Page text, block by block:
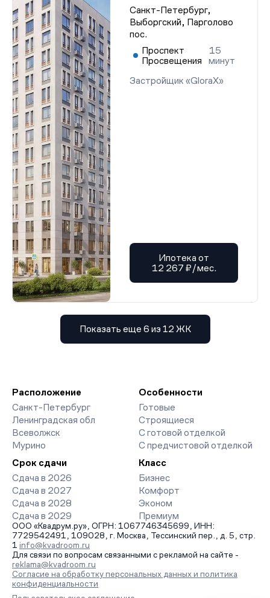
Санкт-Петербург,
Выборгский, Парголово
пос.
Проспект
Просвещения
15
минут
Застройщик «GloraX»
Ипотека от
12 267 ₽/мес.
Показать еще 6 из 12 ЖК
Расположение
Санкт-Петербург
Ленинградская обл
Всеволжск
Мурино
Особенности
Готовые
Строящиеся
С готовой отделкой
С предчистовой отделкой
Срок сдачи
Сдача в 2026
Сдача в 2027
Сдача в 2028
Сдача в 2029
Класс
Бизнес
Комфорт
Эконом
Премиум
ООО «Квадрум.ру», ОГРН: 1067746345699, ИНН:
7729542491, 109028, г. Москва, Тессинский пер., д. 5, стр.
1 info@kvadroom.ru
Для связи по вопросам связанными с рекламой на сайте -
reklama@kvadroom.ru
Согласие на обработку персональных данных и политика
конфиденциальности